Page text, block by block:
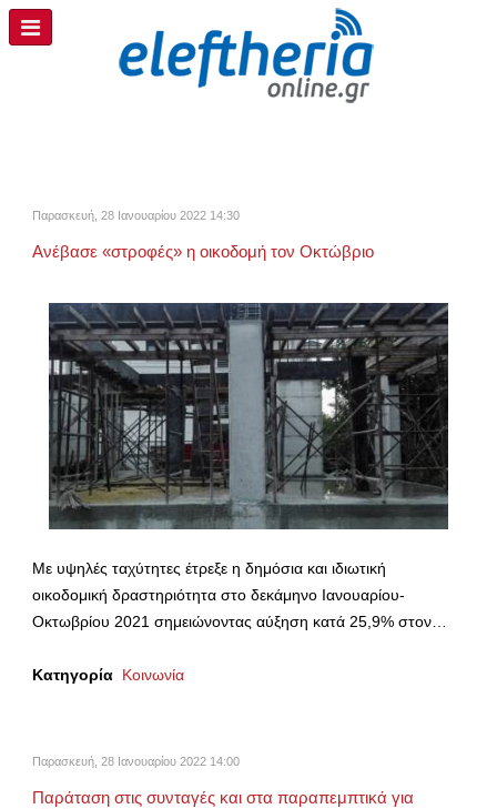
Παρασκευή, 28 Ιανουαρίου 2022 14:30
Ανέβασε «στροφές» η οικοδομή τον Οκτώβριο
Με υψηλές ταχύτητες έτρεξε η δημόσια και ιδιωτική
οικοδομική δραστηριότητα στο δεκάμηνο Ιανουαρίου-
Οκτωβρίου 2021 σημειώνοντας αύξηση κατά 25,9% στον…
Κατηγορία Κοινωνία
Παρασκευή, 28 Ιανουαρίου 2022 14:00
Παράταση στις συνταγές και στα παραπεμπτικά για